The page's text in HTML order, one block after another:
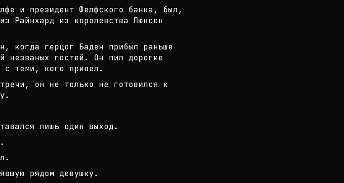
и президент Фелфского банка, был,
Райнхард из королевства Люксен
когда герцог Баден прибыл раньше
незваных гостей. Он пил дорогие
теми, кого привел.
он не только не готовился к
лишь один выход.
рядом девушку.